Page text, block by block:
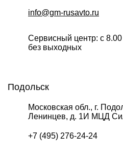
info@gm-rusavto.ru
Сервисный центр: с
без выходных
Подольск
Московская обл., г.
Ленинцев, д. 1И МЦД
+7 (495) 276-24-24